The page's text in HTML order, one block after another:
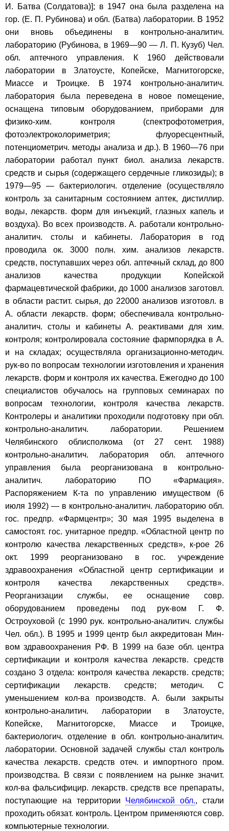
И. Батва (Солдатова)]; в 1947 она была разделена на
гор. (Е. П. Рубинова) и обл. (Батва) лаборатории. В 1952
они вновь объединены в контрольно-аналитич.
лабораторию (Рубинова, в 1969—90 — Л. П. Кузуб) Чел.
обл. аптечного управления. К 1960 действовали
лаборатории в Златоусте, Копейске, Магнитогорске,
Миассе и Троицке. В 1974 контрольно-аналитич.
лаборатория была переведена в новое помещение,
оснащена типовым оборудованием, приборами для
физико-хим. контроля (спектрофотометрия,
фотоэлектроколориметрия; флуоресцентный,
потенциометрич. методы анализа и др.). В 1960—76 при
лаборатории работал пункт биол. анализа лекарств.
средств и сырья (содержащего сердечные гликозиды); в
1979—95 — бактериологич. отделение (осуществляло
контроль за санитарным состоянием аптек, дистиллир.
воды, лекарств. форм для инъекций, глазных капель и
воздуха). Во всех производств. А. работали контрольно-
аналитич. столы и кабинеты. Лаборатория в год
проводила ок. 3000 полн. хим. анализов лекарств.
средств, поступавших через обл. аптечный склад, до 800
анализов качества продукции Копейской
фармацевтической фабрики, до 1000 анализов заготовл.
в области растит. сырья, до 22000 анализов изготовл. в
А. области лекарств. форм; обеспечивала контрольно-
аналитич. столы и кабинеты А. реактивами для хим.
контроля; контролировала состояние фармпорядка в А.
и на складах; осуществляла организационно-методич.
рук-во по вопросам технологии изготовления и хранения
лекарств. форм и контроля их качества. Ежегодно до 100
специалистов обучалось на групповых семинарах по
вопросам технологии, контроля качества лекарств.
Контролеры и аналитики проходили подготовку при обл.
контрольно-аналитич. лаборатории. Решением
Челябинского облисполкома (от 27 сент. 1988)
контрольно-аналитич. лаборатория обл. аптечного
управления была реорганизована в контрольно-
аналитич. лабораторию ПО «Фармация».
Распоряжением К-та по управлению имуществом (6
июля 1992) — в контрольно-аналитич. лабораторию обл.
гос. предпр. «Фармцентр»; 30 мая 1995 выделена в
самостоят. гос. унитарное предпр. «Областной центр по
контролю качества лекарственных средств», к-рое 26
окт. 1999 реорганизовано в гос. учреждение
здравоохранения «Областной центр сертификации и
контроля качества лекарственных средств».
Реорганизации службы, ее оснащение совр.
оборудованием проведены под рук-вом Г. Ф.
Остроуховой (с 1990 рук. контрольно-аналитич. службы
Чел. обл.). В 1995 и 1999 центр был аккредитован Мин-
вом здравоохранения РФ. В 1999 на базе обл. центра
сертификации и контроля качества лекарств. средств
создано 3 отдела: контроля качества лекарств. средств;
сертификации лекарств. средств; методич. С
уменьшением кол-ва производств. А. были закрыты
контрольно-аналитич. лаборатории в Златоусте,
Копейске, Магнитогорске, Миассе и Троицке,
бактериологич. отделение в обл. контрольно-аналитич.
лаборатории. Основной задачей службы стал контроль
качества лекарств. средств отеч. и импортного пром.
производства. В связи с появлением на рынке значит.
кол-ва фальсифицир. лекарств. средств все препараты,
поступающие на территории Челябинской обл., стали
проходить обязат. контроль. Центром применяются совр.
компьютерные технологии.